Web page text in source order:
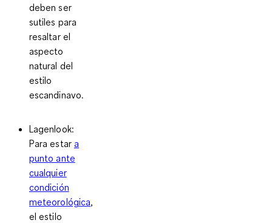
deben ser
sutiles para
resaltar el
aspecto
natural del
estilo
escandinavo.
Lagenlook:
Para estar a
punto ante
cualquier
condición
meteorológica,
el estilo